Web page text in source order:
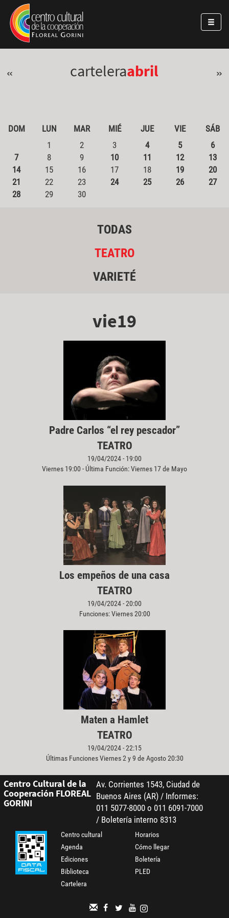
Pasar al contenido principal
Jump to main content
« carteleraabril »
DOM LUN MAR MIÉ JUE VIE
SÁB
1
2 3 4 5
6
7
8 9 10 11 12
13
14
15 16 17 18 19
20
21
22 23 24 25 26
27
28
29 30
TODAS
TEATRO
VARIETÉ
vie19
Padre Carlos “el rey pescador”
TEATRO
19/04/2024 - 19:00
Viernes 19:00 - Última Función: Viernes 17 de Mayo
Los empeños de una casa
TEATRO
19/04/2024 - 20:00
Funciones: Viernes 20:00
Maten a Hamlet
TEATRO
19/04/2024 - 22:15
Últimas Funciones Viernes 2 y 9 de Agosto 20:30
Centro Cultural de la
Cooperación FLOREAL
GORINI
Av. Corrientes 1543, Ciudad de
Buenos Aires (AR) / Informes:
011 5077-8000 o 011 6091-7000
/ Boletería interno 8313
Centro cultural
Agenda
Ediciones
Biblioteca
Cartelera
Horarios
Cómo llegar
Boletería
PLED